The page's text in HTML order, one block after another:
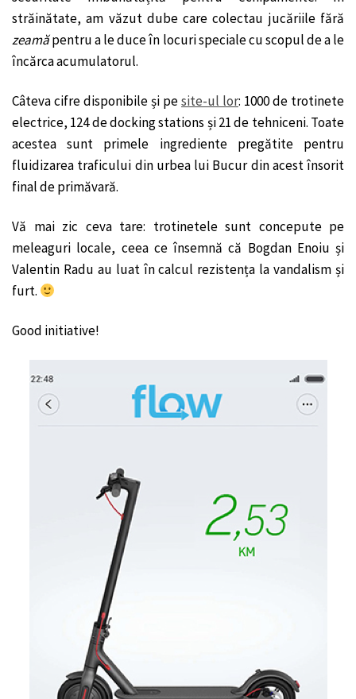
străinătate, am văzut dube care colectau jucăriile fără
zeamăpentru a le duce în locuri speciale cu scopul de a le
încărca acumulatorul.
Câteva cifre disponibile și pesite-ul lor: 1000 de trotinete
electrice, 124 de docking stations și 21 de tehniceni. Toate
acestea sunt primele ingrediente pregătite pentru
fluidizarea traficului din urbea lui Bucur din acest însorit
final de primăvară.
Vă mai zic ceva tare: trotinetele sunt concepute pe
meleaguri locale, ceea ce însemnă că Bogdan Enoiu și
Valentin Radu au luat în calcul rezistența la vandalism și
furt.
Good initiative!